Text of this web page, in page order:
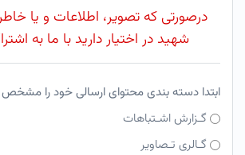
درصورتی که تصویر، اطلاعات و یا
شهید در اختیار دارید با ما به
ابتدا دسته بندی محتوای ارسالی خود را مشخص
گـزارش اشـتباهات
گـالری تـصاویر